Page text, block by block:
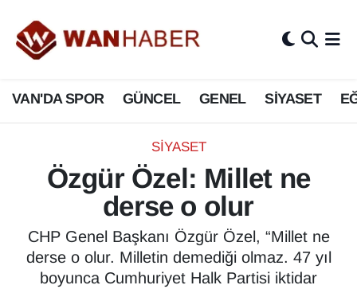
VAN'DA SPOR GÜNCEL GENEL SİYASET
SİYASET
Özgür Özel: Millet ne
derse o olur
CHP Genel Başkanı Özgür Özel, “Millet ne
derse o olur. Milletin demediği olmaz. 47 yıl
boyunca Cumhuriyet Halk Partisi iktidar
3.SAYFA
ASAYİŞ
BİLİM VE TEKNOLOJİ
Biyografi
ÇEVRE
Van Nöbetçi Eczaneler
Van Hava Durumu
Van Namaz Vakitleri
Van Trafik Yoğunluk Haritası
Tüm Manşetler